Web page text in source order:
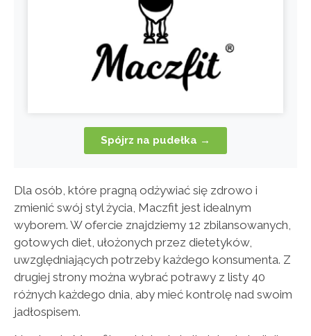
Spójrz na pudełka →
Dla osób, które pragną odżywiać się zdrowo i
zmienić swój styl życia, Maczfit jest idealnym
wyborem. W ofercie znajdziemy 12 zbilansowanych,
gotowych diet, ułożonych przez dietetyków,
uwzględniających potrzeby każdego konsumenta. Z
drugiej strony można wybrać potrawy z listy 40
różnych każdego dnia, aby mieć kontrolę nad swoim
jadłospisem.